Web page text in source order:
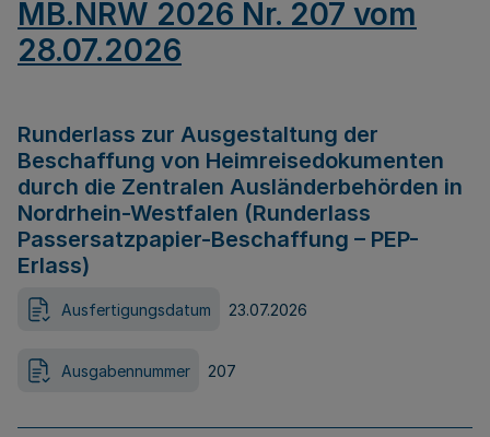
MB.NRW 2026 Nr. 207 vom
28.07.2026
Runderlass zur Ausgestaltung der
Beschaffung von Heimreisedokumenten
durch die Zentralen Ausländerbehörden in
Nordrhein-Westfalen (Runderlass
Passersatzpapier-Beschaffung – PEP-
Erlass)
Ausfertigungsdatum 23.07.2026
Ausgabennummer 207